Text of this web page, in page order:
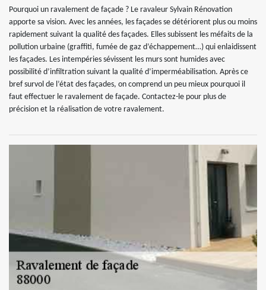
Pourquoi un ravalement de façade ? Le ravaleur Sylvain Rénovation
apporte sa vision. Avec les années, les façades se détériorent plus ou moins
rapidement suivant la qualité des façades. Elles subissent les méfaits de la
pollution urbaine (graffiti, fumée de gaz d’échappement…) qui enlaidissent
les façades. Les intempéries sévissent les murs sont humides avec
possibilité d’infiltration suivant la qualité d’imperméabilisation. Après ce
bref survol de l’état des façades, on comprend un peu mieux pourquoi il
faut effectuer le ravalement de façade. Contactez-le pour plus de
précision et la réalisation de votre ravalement.